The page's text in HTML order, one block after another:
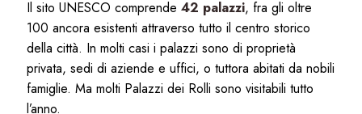
Il sito UNESCO comprende 42 palazzi, fra gli oltre
100 ancora esistenti attraverso tutto il centro storico
della città. In molti casi i palazzi sono di proprietà
privata, sedi di aziende e uffici, o tuttora abitati da nobili
famiglie. Ma molti Palazzi dei Rolli sono visitabili tutto
l’anno.